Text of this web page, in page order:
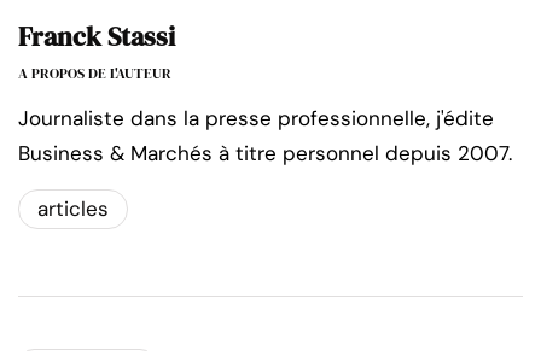
Franck Stassi
A PROPOS DE L'AUTEUR
Journaliste dans la presse professionnelle, j'édite
Business & Marchés à titre personnel depuis 2007.
articles